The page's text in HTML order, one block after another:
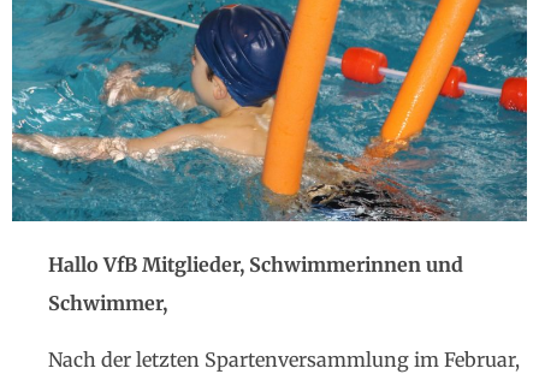
Hallo VfB Mitglieder, Schwimmerinnen und
Schwimmer,
Nach der letzten Spartenversammlung im Februar,